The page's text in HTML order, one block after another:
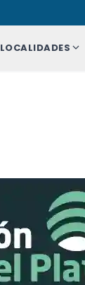
LOCALIDADES